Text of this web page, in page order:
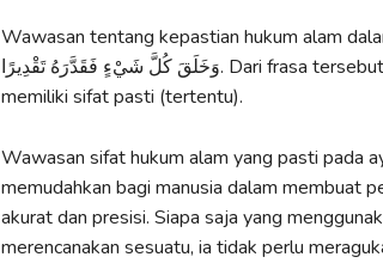
Wawasan tentang kepastian hukum alam
وَخَلَقَ كُلَّ شَيْءٍ فَقَدَّرَهُ تَقْدِيرًا. Dari frasa tersebut kita memehami bahwa semua ciptaan Allah
memiliki sifat pasti (tertentu).
Wawasan sifat hukum alam yang pasti pada
memudahkan bagi manusia dalam membuat
akurat dan presisi. Siapa saja yang
merencanakan sesuatu, ia tidak perlu